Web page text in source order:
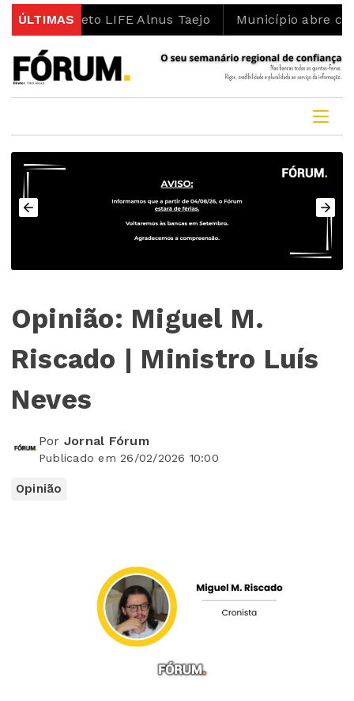
ÚLTIMAS
projeto LIFE Alnus Taejo Município abre
Opinião: Miguel M.
Riscado | Ministro Luís
Neves
Por Jornal Fórum
Publicado em 26/02/2026 10:00
Opinião